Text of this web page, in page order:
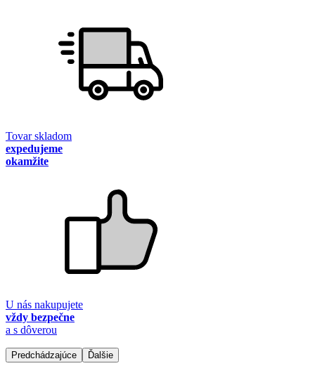
Tovar skladom
expedujeme
okamžite
U nás nakupujete
vždy bezpečne
a s dôverou
Predchádzajúce Ďalšie